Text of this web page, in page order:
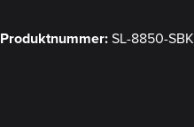
Produktnummer:SL-8850-SBK